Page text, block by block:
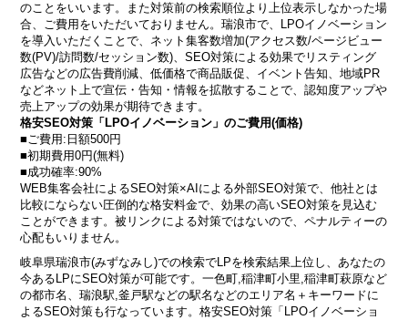
のことをいいます。また対策前の検索順位より上位表示しなかった場
合、ご費用をいただいておりません。瑞浪市で、LPOイノベーション
を導入いただくことで、ネット集客数増加(アクセス数/ページビュー
数(PV)/訪問数/セッション数)、SEO対策による効果でリスティング
広告などの広告費削減、低価格で商品販促、イベント告知、地域PR
などネット上で宣伝・告知・情報を拡散することで、認知度アップや
売上アップの効果が期待できます。
格安SEO対策「LPOイノベーション」のご費用(価格)
■ご費用:日額500円
■初期費用0円(無料)
■成功確率:90%
WEB集客会社によるSEO対策×AIによる外部SEO対策で、他社とは
比較にならない圧倒的な格安料金で、効果の高いSEO対策を見込む
ことができます。被リンクによる対策ではないので、ペナルティーの
心配もいりません。
岐阜県瑞浪市(みずなみし)での検索でLPを検索結果上位し、あなたの
今あるLPにSEO対策が可能です。一色町,稲津町小里,稲津町萩原など
の都市名、瑞浪駅,釜戸駅などの駅名などのエリア名＋キーワードに
よるSEO対策も行なっています。格安SEO対策「LPOイノベーショ